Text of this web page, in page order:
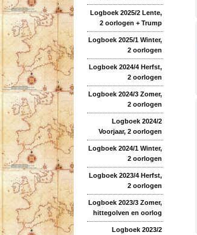
Logboek 2025/2 Lente,
2 oorlogen + Trump
Logboek 2025/1 Winter,
2 oorlogen
Logboek 2024/4 Herfst,
2 oorlogen
Logboek 2024/3 Zomer,
2 oorlogen
Logboek 2024/2
Voorjaar, 2 oorlogen
Logboek 2024/1 Winter,
2 oorlogen
Logboek 2023/4 Herfst,
2 oorlogen
Logboek 2023/3 Zomer,
hittegolven en oorlog
Logboek 2023/2